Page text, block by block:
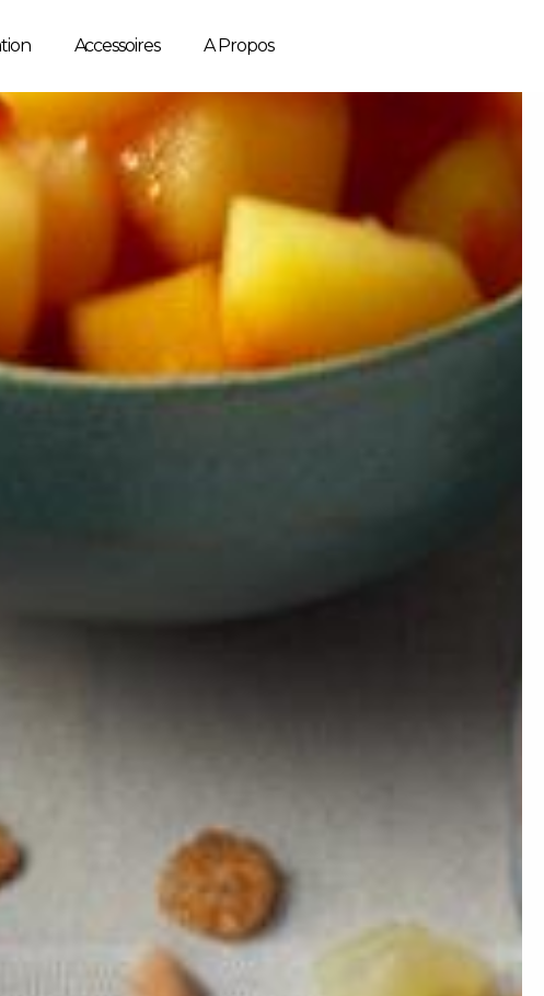
Accessoires A Propos